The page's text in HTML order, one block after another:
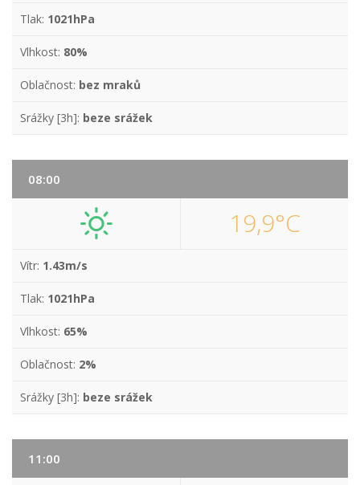
Tlak: 1021hPa
Vlhkost: 80%
Oblačnost: bez mraků
Srážky [3h]: beze srážek
08:00
19,9°C
Vítr: 1.43m/s
Tlak: 1021hPa
Vlhkost: 65%
Oblačnost: 2%
Srážky [3h]: beze srážek
11:00